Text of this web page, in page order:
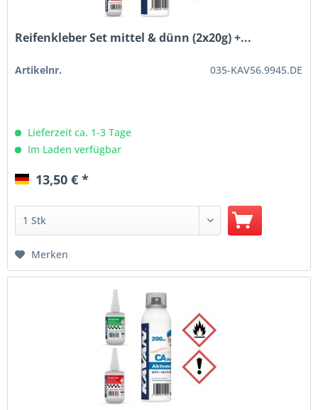
Reifenkleber Set mittel & dünn (2x20g) +...
Artikelnr. 035-KAV56.9945.DE
Lieferzeit ca. 1-3 Tage
Im Laden verfügbar
13,50 € *
Merken